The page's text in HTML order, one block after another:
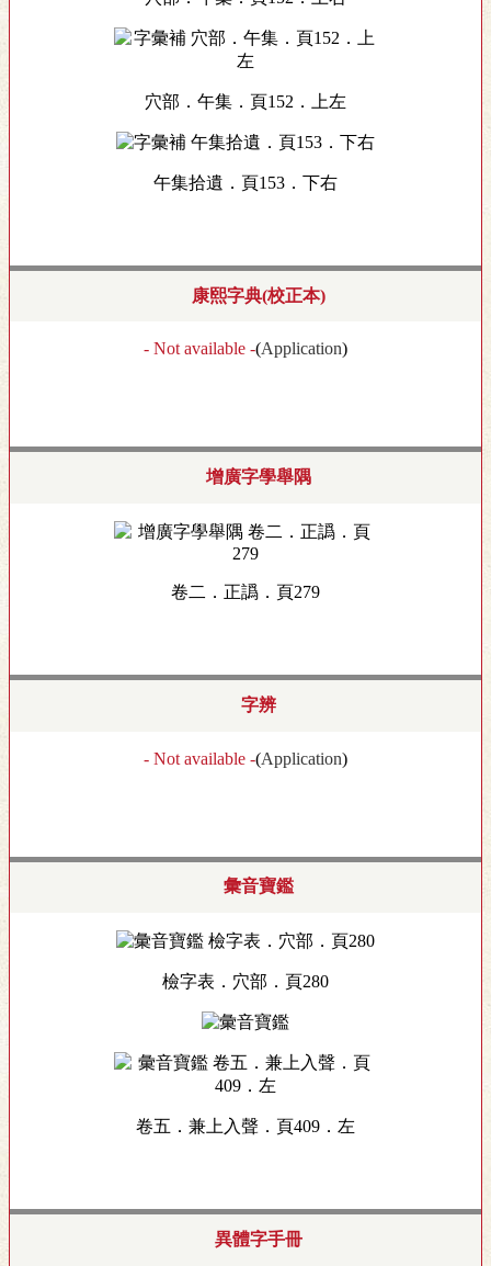
穴部．午集．頁152．上左
午集拾遺．頁153．下右
康熙字典(校正本)
- Not available -(Application)
增廣字學舉隅
卷二．正譌．頁279
字辨
- Not available -(Application)
彙音寶鑑
檢字表．穴部．頁280
卷五．兼上入聲．頁409．左
異體字手冊